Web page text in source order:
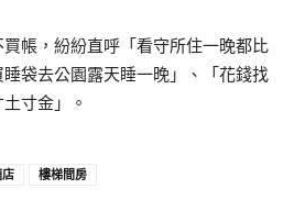
帳，紛紛直呼「看守所住一晚都比
袋去公園露天睡一晚」、「花錢找
寸金」。
樓梯間房